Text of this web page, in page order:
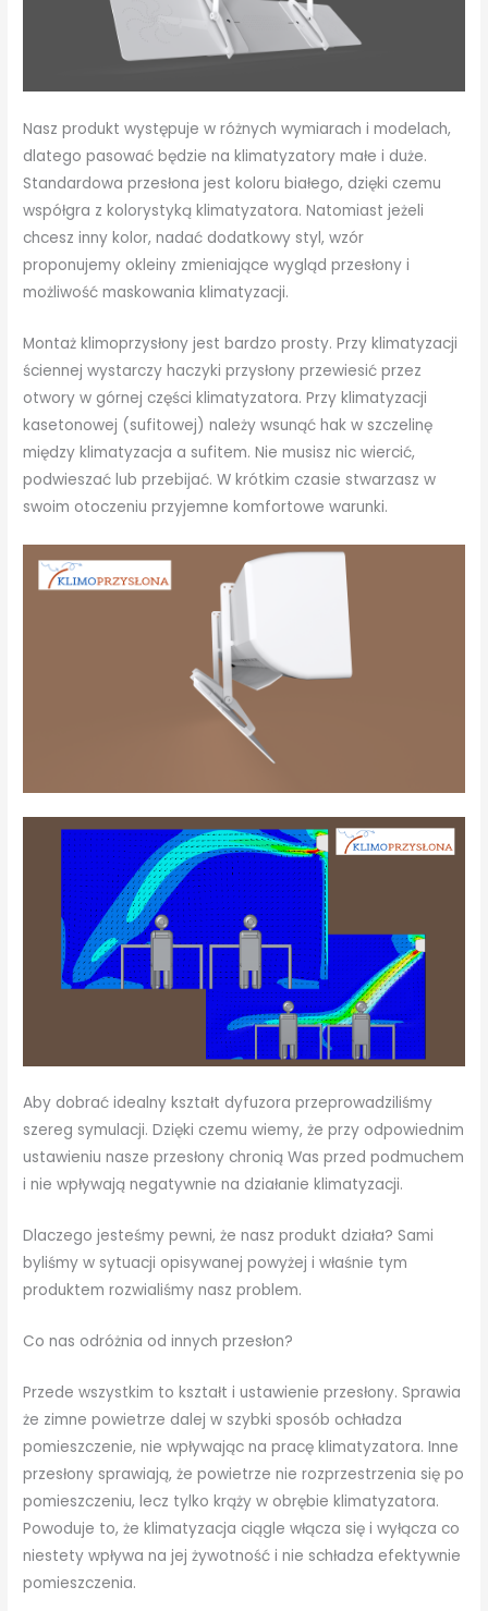
Nasz produkt występuje w różnych wymiarach i modelach,
dlatego pasować będzie na klimatyzatory małe i duże.
Standardowa przesłona jest koloru białego, dzięki czemu
współgra z kolorystyką klimatyzatora. Natomiast jeżeli
chcesz inny kolor, nadać dodatkowy styl, wzór
proponujemy okleiny zmieniające wygląd przesłony i
możliwość maskowania klimatyzacji.
Montaż klimoprzysłony jest bardzo prosty. Przy klimatyzacji
ściennej wystarczy haczyki przysłony przewiesić przez
otwory w górnej części klimatyzatora. Przy klimatyzacji
kasetonowej (sufitowej) należy wsunąć hak w szczelinę
między klimatyzacja a sufitem. Nie musisz nic wiercić,
podwieszać lub przebijać. W krótkim czasie stwarzasz w
swoim otoczeniu przyjemne komfortowe warunki.
Aby dobrać idealny kształt dyfuzora przeprowadziliśmy
szereg symulacji. Dzięki czemu wiemy, że przy odpowiednim
ustawieniu nasze przesłony chronią Was przed podmuchem
i nie wpływają negatywnie na działanie klimatyzacji.
Dlaczego jesteśmy pewni, że nasz produkt działa? Sami
byliśmy w sytuacji opisywanej powyżej i właśnie tym
produktem rozwialiśmy nasz problem.
Co nas odróżnia od innych przesłon?
Przede wszystkim to kształt i ustawienie przesłony. Sprawia
że zimne powietrze dalej w szybki sposób ochładza
pomieszczenie, nie wpływając na pracę klimatyzatora. Inne
przesłony sprawiają, że powietrze nie rozprzestrzenia się po
pomieszczeniu, lecz tylko krąży w obrębie klimatyzatora.
Powoduje to, że klimatyzacja ciągle włącza się i wyłącza co
niestety wpływa na jej żywotność i nie schładza efektywnie
pomieszczenia.